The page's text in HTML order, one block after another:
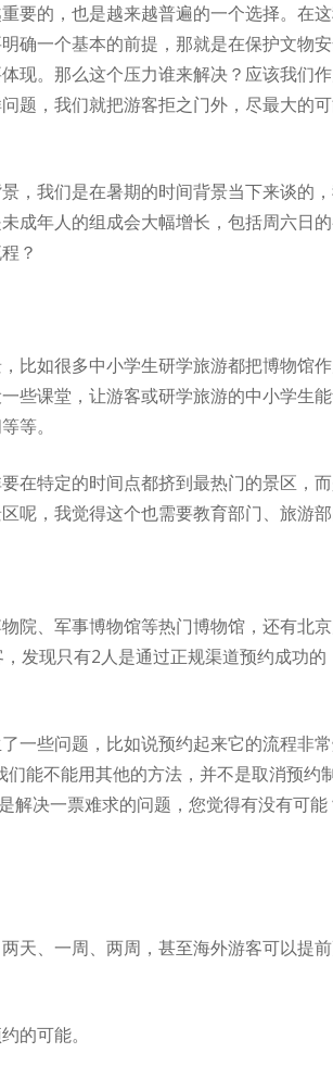
要的，也是越来越普遍的一个选择。在
确一个基本的前提，那就是在保护文物
现。那么这个压力谁来解决？应该我们
题，我们就把游客拒之门外，尽最大的
，我们是在暑期的时间背景当下来谈的
成年人的组成会大幅增长，包括周六日
？
比如很多中小学生研学旅游都把博物馆
些课堂，让游客或研学旅游的中小学生
等。
在特定的时间点都挤到最热门的景区，
，我觉得这个也需要教育部门、旅游部
院、军事博物馆等热门博物馆，还有北
发现只有2人是通过正规渠道预约成功的
一些问题，比如说预约起来它的流程非
能不能用其他的方法，并不是取消预约
解决一票难求的问题，您觉得有没有可
天、一周、两周，甚至海外游客可以提
的可能。